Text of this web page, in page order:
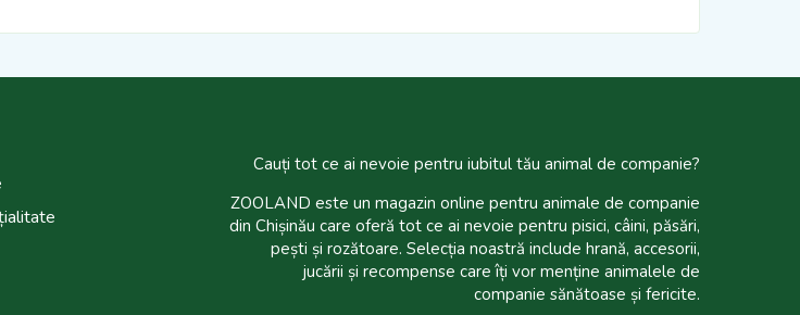
Cauți tot ce ai nevoie pentru iubitul tău animal de companie?
ZOOLAND este un magazin online pentru animale de companie
din Chișinău care oferă tot ce ai nevoie pentru pisici, câini, păsări,
pești și rozătoare. Selecția noastră include hrană, accesorii,
jucării și recompense care îți vor menține animalele de
companie sănătoase și fericite.